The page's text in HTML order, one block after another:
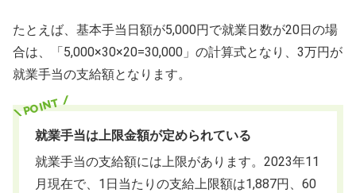
たとえば、基本手当日額が5,000円で就業日数が20日の場
合は、「5,000×30×20=30,000」の計算式となり、3万円が
就業手当の支給額となります。
就業手当は上限金額が定められている
就業手当の支給額には上限があります。2023年11
月現在で、1日当たりの支給上限額は1,887円、60